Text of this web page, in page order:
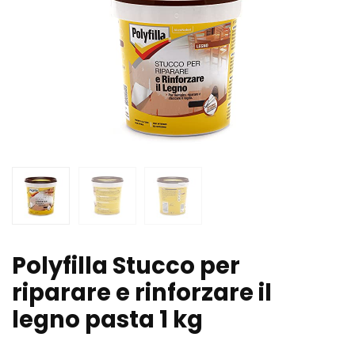
Polyfilla Stucco per
riparare e rinforzare il
legno pasta 1 kg